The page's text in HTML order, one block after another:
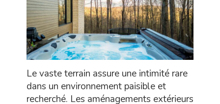
Le vaste terrain assure une intimité rare
dans un environnement paisible et
recherché. Les aménagements extérieurs